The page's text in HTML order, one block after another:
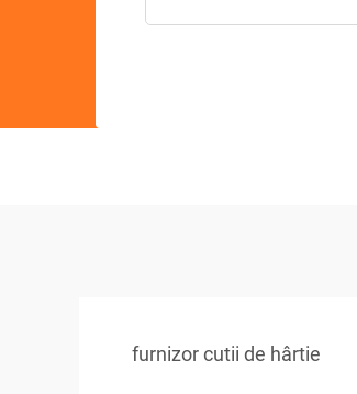
furnizor cutii de hârtie